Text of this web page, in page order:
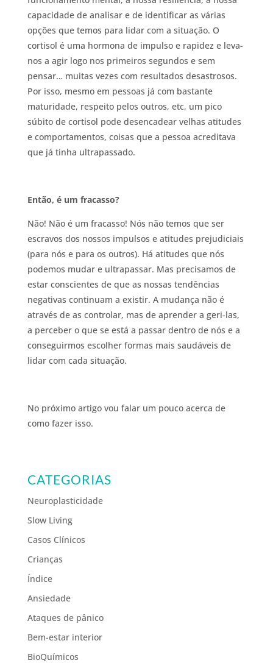
capacidade de analisar e de identificar as várias
opções que temos para lidar com a situação. O
cortisol é uma hormona de impulso e rapidez e leva-
nos a agir logo nos primeiros segundos e sem
pensar… muitas vezes com resultados desastrosos.
Por isso, mesmo em pessoas já com bastante
maturidade, respeito pelos outros, etc, um pico
súbito de cortisol pode desencadear velhas atitudes
e comportamentos, coisas que a pessoa acreditava
que já tinha ultrapassado.
Então, é um fracasso?
Não! Não é um fracasso! Nós não temos que ser
escravos dos nossos impulsos e atitudes prejudiciais
(para nós e para os outros). Há atitudes que nós
podemos mudar e ultrapassar. Mas precisamos de
estar conscientes de que as nossas tendências
negativas continuam a existir. A mudança não é
através de as controlar, mas de aprender a geri-las,
a perceber o que se está a passar dentro de nós e a
conseguirmos escolher formas mais saudáveis de
lidar com cada situação.
No próximo artigo vou falar um pouco acerca de
como fazer isso.
CATEGORIAS
Neuroplasticidade
Slow Living
Casos Clínicos
Crianças
Índice
Ansiedade
Ataques de pânico
Bem-estar interior
BioQuímicos